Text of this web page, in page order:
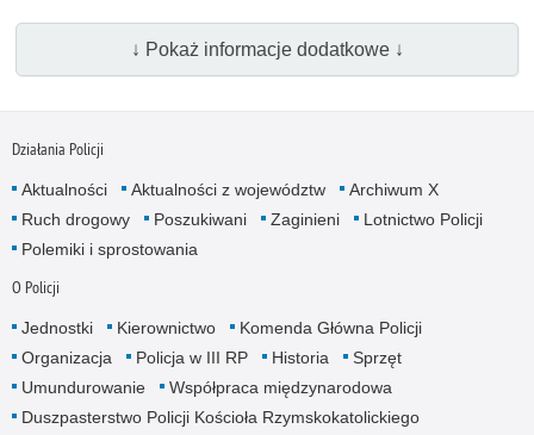
↓ Pokaż informacje dodatkowe ↓
Działania Policji
Aktualności Aktualności z województw
Archiwum X
Ruch drogowy
Poszukiwani Zaginieni
Lotnictwo Policji
Polemiki i sprostowania
O Policji
Jednostki Kierownictwo
Komenda Główna Policji
Organizacja
Policja w III RP Historia
Sprzęt
Umundurowanie
Współpraca międzynarodowa
Duszpasterstwo Policji Kościoła Rzymskokatolickiego